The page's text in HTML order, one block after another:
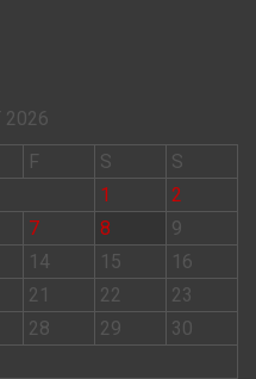
2026
F S
S
1
2
7 8
9
14 15
16
21 22
23
28 29
30